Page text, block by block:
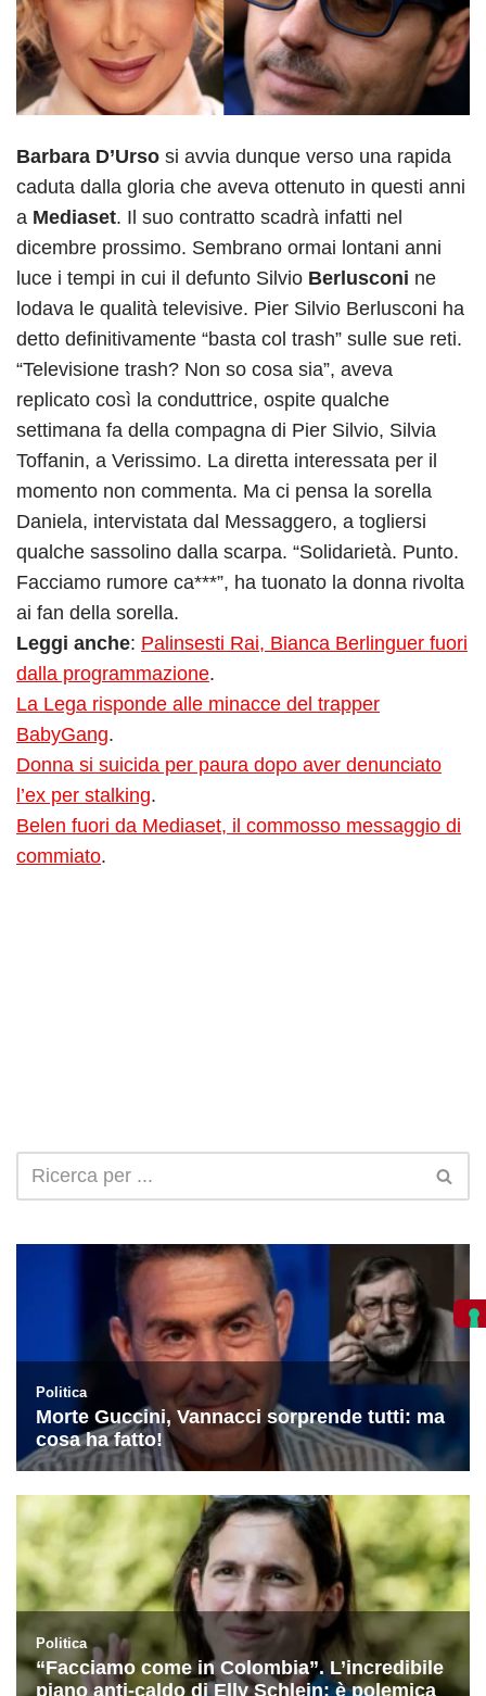
Barbara D’Urso si avvia dunque verso una rapida
caduta dalla gloria che aveva ottenuto in questi anni
a Mediaset. Il suo contratto scadrà infatti nel
dicembre prossimo. Sembrano ormai lontani anni
luce i tempi in cui il defunto Silvio Berlusconi ne
lodava le qualità televisive. Pier Silvio Berlusconi ha
detto definitivamente “basta col trash” sulle sue reti.
“Televisione trash? Non so cosa sia”, aveva
replicato così la conduttrice, ospite qualche
settimana fa della compagna di Pier Silvio, Silvia
Toffanin, a Verissimo. La diretta interessata per il
momento non commenta. Ma ci pensa la sorella
Daniela, intervistata dal Messaggero, a togliersi
qualche sassolino dalla scarpa. “Solidarietà. Punto.
Facciamo rumore ca***”, ha tuonato la donna rivolta
ai fan della sorella.
Leggi anche: Palinsesti Rai, Bianca Berlinguer fuori
dalla programmazione.
La Lega risponde alle minacce del trapper
BabyGang.
Donna si suicida per paura dopo aver denunciato
l’ex per stalking.
Belen fuori da Mediaset, il commosso messaggio di
commiato.